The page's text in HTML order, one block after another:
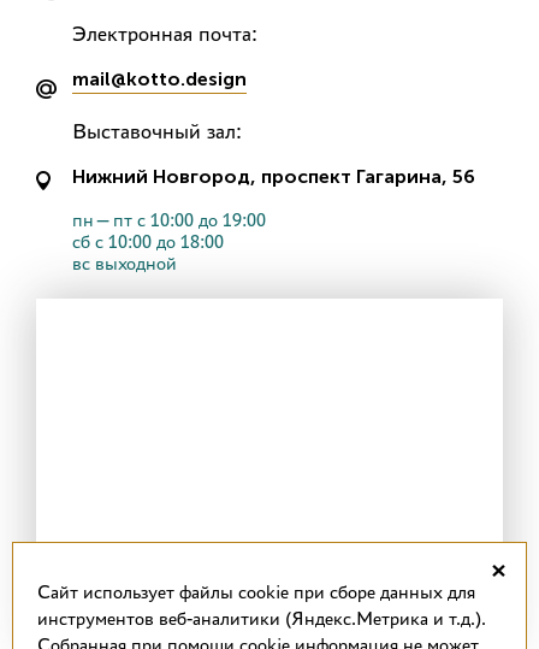
Электронная почта:
mail@kotto.design
Выставочный зал:
Нижний Новгород, проспект Гагарина, 56
пн—пт с 10:00 до 19:00
сб с 10:00 до 18:00
вс выходной
×
Cайт использует файлы cookie при сборе данных для
инструментов веб-аналитики (Яндекс.Метрика и т.д.).
Собранная при помощи cookie информация не может